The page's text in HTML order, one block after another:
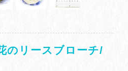
のリースブローチ/